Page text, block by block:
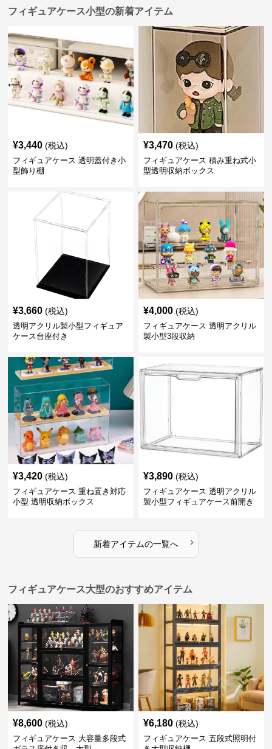
フィギュアケース小型の新着アイテム
¥3,440 (税込)
フィギュアケース 透明蓋付き小
型飾り棚
¥3,470 (税込)
フィギュアケース 積み重ね式小
型透明収納ボックス
¥3,660 (税込)
透明アクリル製小型フィギュア
ケース台座付き
¥4,000 (税込)
フィギュアケース 透明アクリル
製小型3段収納
¥3,420 (税込)
フィギュアケース 重ね置き対応
小型 透明収納ボックス
¥3,890 (税込)
フィギュアケース 透明アクリル
製小型フィギュアケース前開き
新着アイテムの一覧へ ›
フィギュアケース大型のおすすめアイテム
¥8,600 (税込)
フィギュアケース 大容量多段式
¥6,180 (税込)
フィギュアケース 五段式照明付